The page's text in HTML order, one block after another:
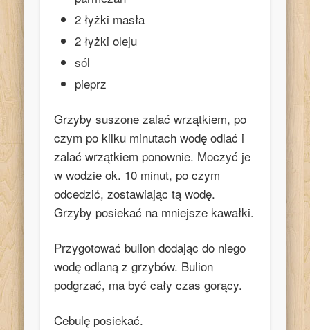
2 łyżki masła
2 łyżki oleju
sól
pieprz
Grzyby suszone zalać wrzątkiem, po
czym po kilku minutach wodę odlać i
zalać wrzątkiem ponownie. Moczyć je
w wodzie ok. 10 minut, po czym
odcedzić, zostawiając tą wodę.
Grzyby posiekać na mniejsze kawałki.
Przygotować bulion dodając do niego
wodę odlaną z grzybów. Bulion
podgrzać, ma być cały czas gorący.
Cebulę posiekać.